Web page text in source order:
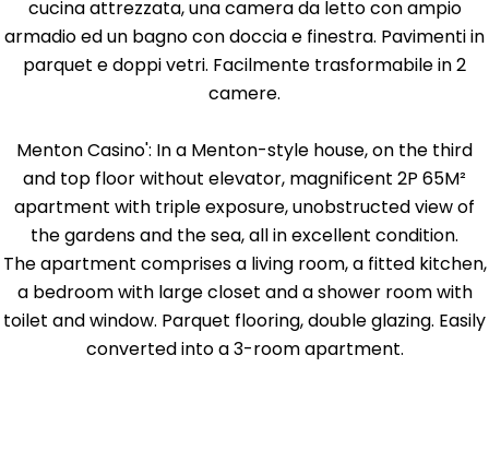
cucina attrezzata, una camera da letto con ampio
armadio ed un bagno con doccia e finestra. Pavimenti in
parquet e doppi vetri. Facilmente trasformabile in 2
camere.
Menton Casino': In a Menton-style house, on the third
and top floor without elevator, magnificent 2P 65M²
apartment with triple exposure, unobstructed view of
the gardens and the sea, all in excellent condition.
The apartment comprises a living room, a fitted kitchen,
a bedroom with large closet and a shower room with
toilet and window. Parquet flooring, double glazing. Easily
converted into a 3-room apartment.